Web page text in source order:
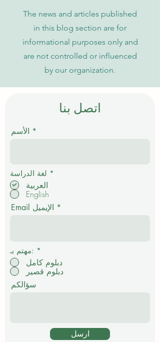
The news and articles published
in this blog section are for
informational purposes only and
are not controlled or influenced
by our organization.
اتصل بنا
الأسم
لغة الدراسة *
ي
العربية
English
Email الإيميل
مهتم بـ: *
دبلوم كامل
دبلوم قصير
سؤالكم
ارسل